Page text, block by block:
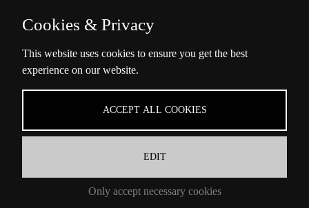
Presse
Über Uns
Ella-Barowsky-Str. 47 10829 Berlin
Cookies & Privacy
This website uses cookies to ensure you get the best
experience on our website.
ACCEPT ALL COOKIES
EDIT
Only accept necessary cookies